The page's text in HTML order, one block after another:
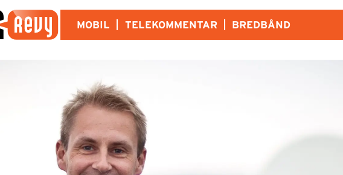
MOBIL TELEKOMMENTAR BREDBÅND